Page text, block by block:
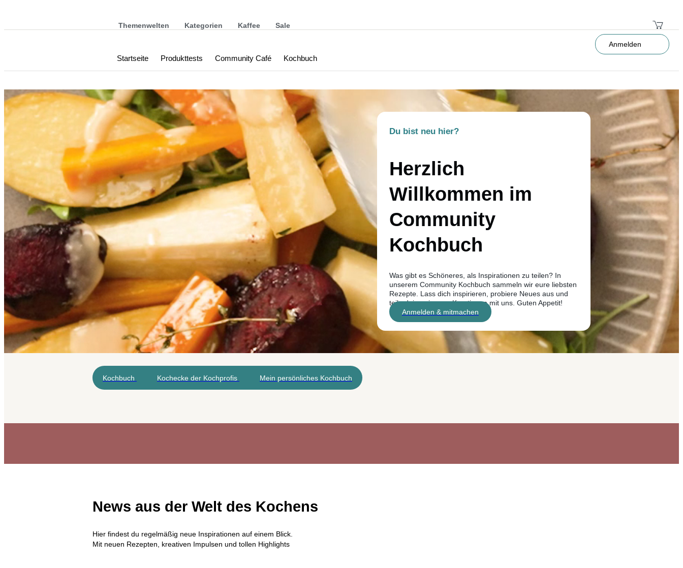
Themenwelten Kategorien Kaffee Sale
Startseite Produkttests Community Café Kochbuch
Anmelden
Du bist neu hier?
Herzlich
Willkommen im
Community
Kochbuch
Was gibt es Schöneres, als Inspirationen zu teilen? In
unserem Community Kochbuch sammeln wir eure liebsten
Rezepte. Lass dich inspirieren, probiere Neues aus und
teile deine eigenen Kreationen mit uns. Guten Appetit!
Anmelden & mitmachen
Kochbuch Kochecke der Kochprofis Mein persönliches Kochbuch
News aus der Welt des Kochens
Hier findest du regelmäßig neue Inspirationen auf einem Blick.
Mit neuen Rezepten, kreativen Impulsen und tollen Highlights